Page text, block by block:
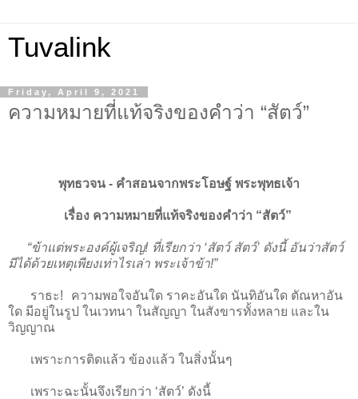
Tuvalink
Friday, April 9, 2021
ความหมายที่แท้จริงของคำว่า “สัตว์”
พุทธวจน - คําสอนจากพระโอษฐ์ พระพุทธเจ้า
เรื่อง ความหมายที่แท้จริงของคำว่า “สัตว์”
“ข้าแต่พระองค์ผู้เจริญ! ที่เรียกว่า ‘สัตว์ สัตว์’ ดังนี้ อันว่าสัตว์
มีได้ด้วยเหตุเพียงเท่าไรเล่า พระเจ้าข้า!”
ราธะ! ความพอใจอันใด ราคะอันใด นันทิอันใด ตัณหาอัน
ใด มีอยู่ในรูป ในเวทนา ในสัญญา ในสังขารทั้งหลาย และใน
วิญญาณ
เพราะการติดแล้ว ข้องแล้ว ในสิ่งนั้นๆ
เพราะฉะนั้นจึงเรียกว่า ‘สัตว์’ ดังนี้